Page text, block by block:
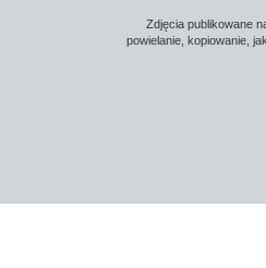
Zdjęcia publikowane
powielanie, kopiowanie,